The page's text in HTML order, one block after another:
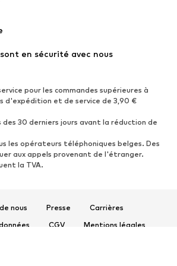
Baskets
Exclusif
Disciplines sportives
Sacs à dos et sacs de sport
en sécurité avec nous
pour les commandes supérieures à
d'expédition et de service de 3,90 €
30 derniers jours avant la réduction de
les opérateurs téléphoniques belges. Des
aux appels provenant de l'étranger.
la TVA.
nous Presse
Carrières
CGV
Mentions légales